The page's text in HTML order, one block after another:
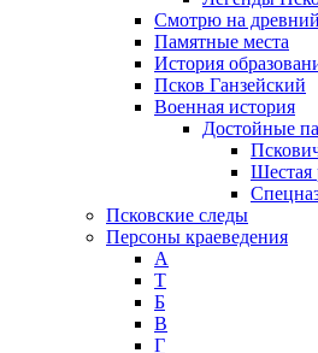
Смотрю на
Памятные места
История
Псков Ганзейский
Военная история
Достойные
Шестая
Псковские следы
Персоны краеведения
А
T
Б
В
Г